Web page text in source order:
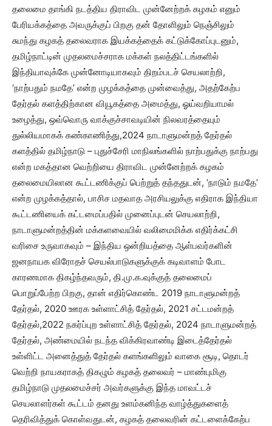
தலைமை தாங்கி நடத்திய திராவிட முன்னேற்றக் கழகம் எனும்
பேரியக்கத்தை அவருக்குப் பிறகு தன் தோளிலும் நெஞ்சிலும்
சுமந்து கழகத் தலைவராக இயக்கத்தைக் கட்டுக்கோப்புடனும்,
தமிழ்நாட்டின் முதலமைச்சராக மக்கள் நலத்திட்டங்களில்
இந்தியாவுக்கே முன்னோடியாகவும் திறம்படச் செயலாற்றி,
‘நாற்பதும் நமதே’ என்ற முழக்கத்தை முன்வைத்து, அதற்கேற்ப
தேர்தல் களத்திற்கான வியூகத்தை அமைத்து, ஓய்வறியாமல்
உழைத்து, ஒவ்வொரு வாக்குச்சாவடியின் நிலவரத்தையும்
துல்லியமாகக் கண்காணித்து,2024 நாடாளுமன்றத் தேர்தல்
களத்தில் தமிழ்நாடு – புதுச்சேரி மாநிலங்களில் நாற்பதுக்கு நாற்பது
என்ற மகத்தான வெற்றியை திராவிட முன்னேற்றக் கழகம்
தலைமையிலான கூட்டணிக்குப் பெற்றுத் தந்ததுடன், ‘நாடும் நமதே’
என்ற முழக்கத்தால், பாசிச மதவாத அரசியலுக்கு எதிராக இந்தியா
கூட்டணியைக் கட்டமைப்பதில் முனைப்புடன் செயலாற்றி,
நாடாளுமன்றத்தின் மக்களவையில் வலிமைமிக்க எதிர்க்கட்சி
வரிசை உருவாகவும் – இந்திய ஒன்றியத்தை ஆள்பவர்களின்
ஜனநாயக விரோதச் செயல்பாடுகளுக்குக் கடிவாளம் போட
காரணமாக திகழ்ந்தவரும், தி.மு.க.வுக்குத் தலைமைப்
பொறுப்பேற்ற பிறகு, தான் எதிர்கொண்ட 2019 நாடாளுமன்றத்
தேர்தல், 2020 ஊரக உள்ளாட்சித் தேர்தல், 2021 சட்டமன்றத்
தேர்தல்,2022 நகர்ப்புற உள்ளாட்சித் தேர்தல், 2024 நாடாளுமன்றத்
தேர்தல், அண்மையில் நடந்த விக்கிரவாண்டி இடைத்தேர்தல்
உள்ளிட்ட அனைத்துத் தேர்தல் களங்களிலும் வாகை சூடி, தொடர்
வெற்றி நாயகராகத் திகழும் கழகத் தலைவர் – மாண்புமிகு
தமிழ்நாடு முதலமைச்சர் அவர்களுக்கு இந்த மாவட்டச்
செயலாளர்கள் கூட்டம் தனது உளம்கனிந்த வாழ்த்துகளைத்
தெரிவித்துக் கொள்வதுடன், கழகத் தலைவரின் கட்டளைக்கேற்ப